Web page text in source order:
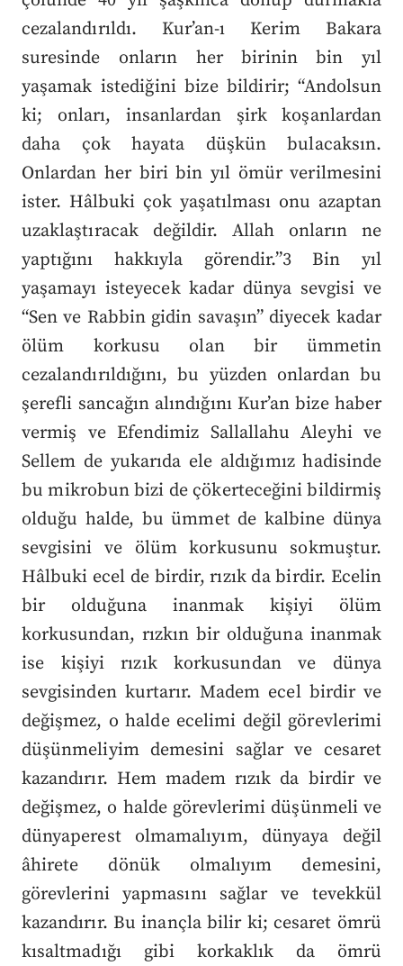
cezalandırıldı. Kur’an-ı Kerim Bakara
suresinde onların her birinin bin yıl
yaşamak istediğini bize bildirir; “Andolsun
ki; onları, insanlardan şirk koşanlardan
daha çok hayata düşkün bulacaksın.
Onlardan her biri bin yıl ömür verilmesini
ister. Hâlbuki çok yaşatılması onu azaptan
uzaklaştıracak değildir. Allah onların ne
yaptığını hakkıyla görendir.”3 Bin yıl
yaşamayı isteyecek kadar dünya sevgisi ve
“Sen ve Rabbin gidin savaşın” diyecek kadar
ölüm korkusu olan bir ümmetin
cezalandırıldığını, bu yüzden onlardan bu
şerefli sancağın alındığını Kur’an bize haber
vermiş ve Efendimiz Sallallahu Aleyhi ve
Sellem de yukarıda ele aldığımız hadisinde
bu mikrobun bizi de çökerteceğini bildirmiş
olduğu halde, bu ümmet de kalbine dünya
sevgisini ve ölüm korkusunu sokmuştur.
Hâlbuki ecel de birdir, rızık da birdir. Ecelin
bir olduğuna inanmak kişiyi ölüm
korkusundan, rızkın bir olduğuna inanmak
ise kişiyi rızık korkusundan ve dünya
sevgisinden kurtarır. Madem ecel birdir ve
değişmez, o halde ecelimi değil görevlerimi
düşünmeliyim demesini sağlar ve cesaret
kazandırır. Hem madem rızık da birdir ve
değişmez, o halde görevlerimi düşünmeli ve
dünyaperest olmamalıyım, dünyaya değil
âhirete dönük olmalıyım demesini,
görevlerini yapmasını sağlar ve tevekkül
kazandırır. Bu inançla bilir ki; cesaret ömrü
kısaltmadığı gibi korkaklık da ömrü